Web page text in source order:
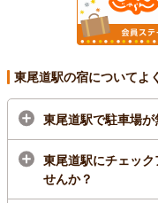
東尾道駅の宿についてよ
東尾道駅で駐車場が
東尾道駅にチェック
せんか？